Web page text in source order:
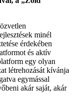
minél
érdekében
és aktív
egy olyan
létrehozását kívánja
egymással
akár saját, akár